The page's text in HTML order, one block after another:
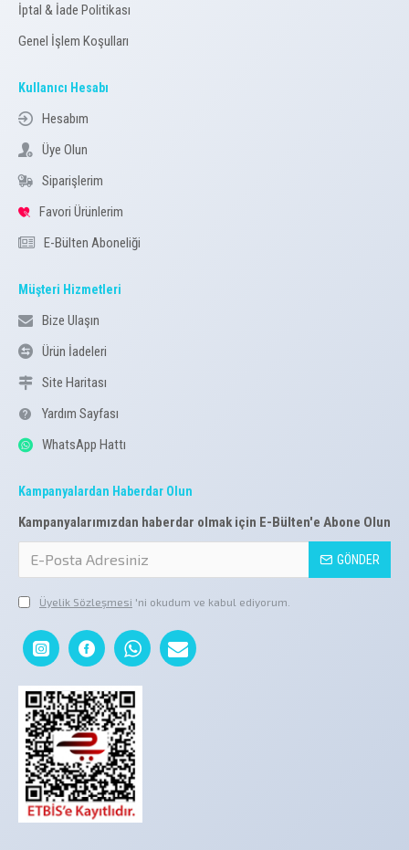
İptal & İade Politikası
Genel İşlem Koşulları
Kullanıcı Hesabı
Hesabım
Üye Olun
Siparişlerim
Favori Ürünlerim
E-Bülten Aboneliği
Müşteri Hizmetleri
Bize Ulaşın
Ürün İadeleri
Site Haritası
Yardım Sayfası
WhatsApp Hattı
Kampanyalardan Haberdar Olun
Kampanyalarımızdan haberdar olmak için E-Bülten'e Abone Olun
GÖNDER
Üyelik Sözleşmesi 'ni okudum ve kabul ediyorum.